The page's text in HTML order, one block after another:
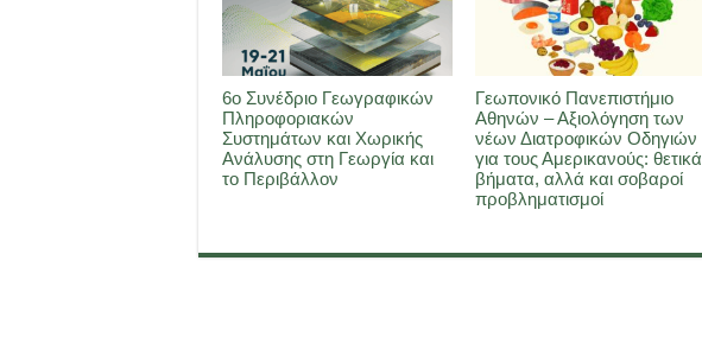
6ο Συνέδριο Γεωγραφικών
Πληροφοριακών
Συστημάτων και Χωρικής
Ανάλυσης στη Γεωργία και
το Περιβάλλον
Γεωπονικό Πανεπιστήμιο
Αθηνών – Αξιολόγηση των
νέων Διατροφικών Οδηγιών
για τους Αμερικανούς: θετικά
βήματα, αλλά και σοβαροί
προβληματισμοί